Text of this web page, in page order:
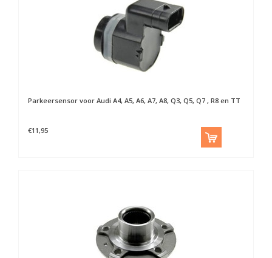
Parkeersensor voor Audi A4, A5, A6, A7, A8, Q3, Q5, Q7 , R8 en TT
€11,95